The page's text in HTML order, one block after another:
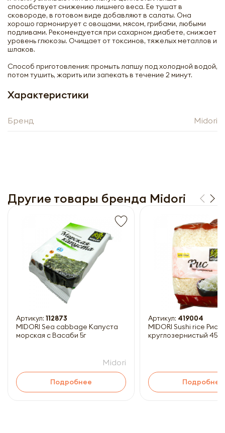
способствует снижению лишнего веса. Ее тушат в
сковороде, в готовом виде добавляют в салаты. Она
хорошо гармонирует с овощами, мясом, грибами, любыми
подливами. Рекомендуется при сахарном диабете, снижает
уровень глюкозы. Очищает от токсинов, тяжелых металлов и
шлаков.
Способ приготовления: промыть лапшу под холодной водой,
потом тушить, жарить или запекать в течение 2 минут.
Характеристики
Бренд Midori
Другие товары бренда Midori
Артикул: 112873
MIDORI Sea cabbage Капуста
морская с Васаби 5г
Midori
Подробнее
Артикул: 419004
MIDORI Sushi rice Рис
круглозернистый 450г
Подробнее
Получить оптовый
Получить прайс-лист
Обязательны к заполнению